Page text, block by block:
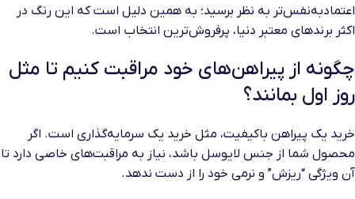
اعتمادبه‌نفس‌تر به نظر برسید؛ به همین دلیل است که این رنگ در
اکثر برندهای معتبر دنیا، پرفروش‌ترین انتخاب است.
چگونه از پیراهن‌های خود مراقبت کنیم تا مثل
روز اول بمانند؟
خرید یک پیراهن باکیفیت، مثل خرید یک سرمایه‌گذاری است. اگر
محصول شما از جنس لایوسل باشد، نیاز به مراقبت‌های خاصی دارد تا
آن ویژگی “ریزش” و نرمی خود را از دست ندهد.